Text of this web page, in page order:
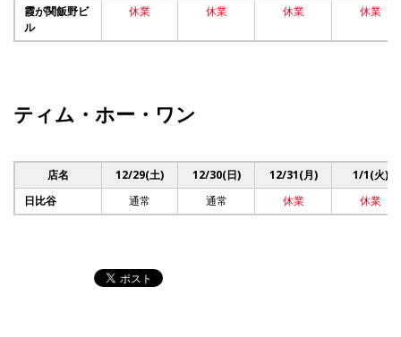
霞が関飯野ビ
ル
休業 休業 休業 休業
ティム・ホー・ワン
店名 12/29(土) 12/30(日) 12/31(月)
1/1(火)
日比谷
通常 通常 休業 休業